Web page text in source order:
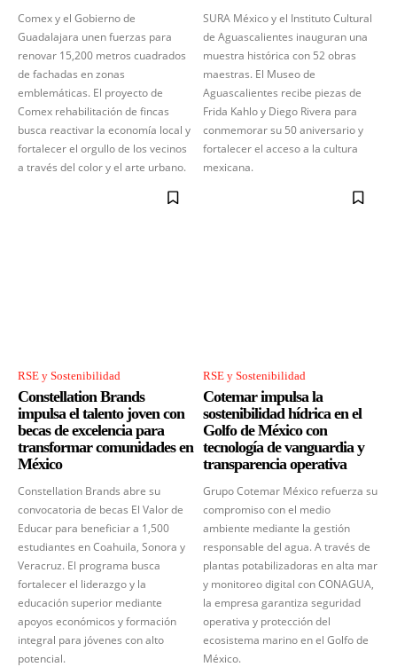
Comex y el Gobierno de
Guadalajara unen fuerzas para
renovar 15,200 metros cuadrados
de fachadas en zonas
emblemáticas. El proyecto de
Comex rehabilitación de fincas
busca reactivar la economía local y
fortalecer el orgullo de los vecinos
a través del color y el arte urbano.
SURA México y el Instituto Cultural
de Aguascalientes inauguran una
muestra histórica con 52 obras
maestras. El Museo de
Aguascalientes recibe piezas de
Frida Kahlo y Diego Rivera para
conmemorar su 50 aniversario y
fortalecer el acceso a la cultura
mexicana.
RSE y Sostenibilidad
Constellation Brands
impulsa el talento joven con
becas de excelencia para
transformar comunidades en
México
Constellation Brands abre su
convocatoria de becas El Valor de
Educar para beneficiar a 1,500
estudiantes en Coahuila, Sonora y
Veracruz. El programa busca
fortalecer el liderazgo y la
educación superior mediante
apoyos económicos y formación
integral para jóvenes con alto
potencial.
RSE y Sostenibilidad
Cotemar impulsa la
sostenibilidad hídrica en el
Golfo de México con
tecnología de vanguardia y
transparencia operativa
Grupo Cotemar México refuerza su
compromiso con el medio
ambiente mediante la gestión
responsable del agua. A través de
plantas potabilizadoras en alta mar
y monitoreo digital con CONAGUA,
la empresa garantiza seguridad
operativa y protección del
ecosistema marino en el Golfo de
México.